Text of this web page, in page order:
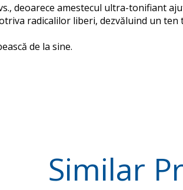
deoarece amestecul ultra-tonifiant
radicalilor liberi, dezvăluind un ten
de la sine.
Similar